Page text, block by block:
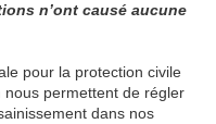
n’ont causé aucune
pour la protection civile
permettent de régler
dans nos